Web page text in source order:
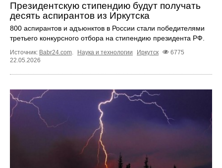
Президентскую стипендию будут получать
десять аспирантов из Иркутска
800 аспирантов и адъюнктов в России стали победителями
третьего конкурсного отбора на стипендию президента РФ.
Источник: Babr24.com. Наука и технологии Иркутск
6775
22.05.2026